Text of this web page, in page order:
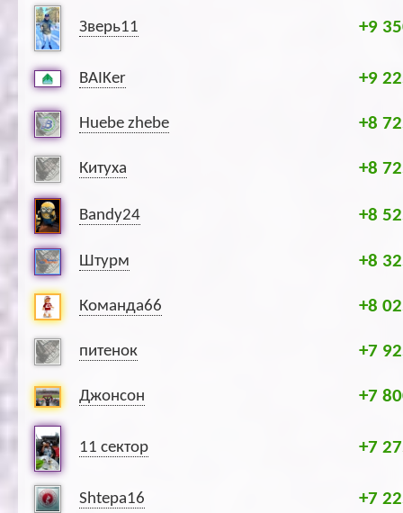
Зверь11 +9
BAIKer +9
Huebe zhebe +8
Китуха +8
Bandy24 +8
Штурм +8
Команда66 +8
питенок +7
Джонсон +7
11 сектор +7
Shtepa16 +7